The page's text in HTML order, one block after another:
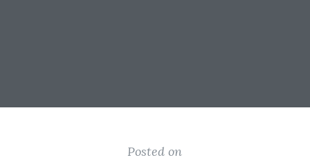
Posted on